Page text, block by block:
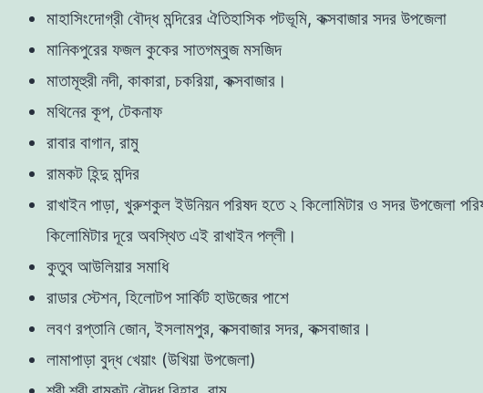
মাহাসিংদোগ্রী বৌদ্ধ মন্দিরের ঐতিহাসিক পটভূমি, কক্সবাজার সদর উপজেলা
মানিকপুরের ফজল কুকের সাতগম্বুজ মসজিদ
মাতামূহুরী নদী, কাকারা, চকরিয়া, কক্সবাজার।
মথিনের কূপ, টেকনাফ
রাবার বাগান, রামু
রামকট হিন্দু মন্দির
রাখাইন পাড়া, খুরুশকুল ইউনিয়ন পরিষদ হতে ২ কিলোমিটার ও সদর উপজেলা
কিলোমিটার দূরে অবস্থিত এই রাখাইন পল্লী।
কুতুব আউলিয়ার সমাধি
রাডার স্টেশন, হিলোটপ সার্কিট হাউজের পাশে
লবণ রপ্তানি জোন, ইসলামপুর, কক্সবাজার সদর, কক্সবাজার।
লামাপাড়া বুদ্ধ খেয়াং (উখিয়া উপজেলা)